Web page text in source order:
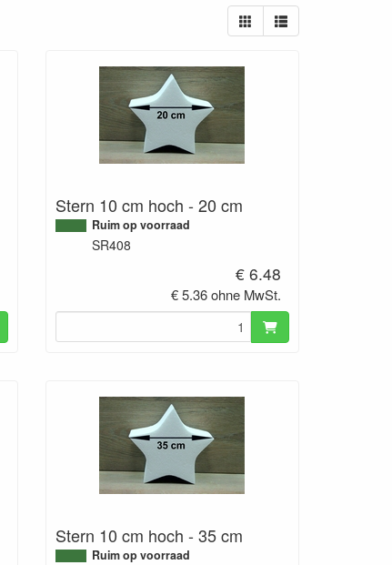
Stern 10 cm hoch - 20 cm
Ruim op voorraad
SR408
€ 6.48
€ 5.36 ohne MwSt.
Stern 10 cm hoch - 35 cm
Ruim op voorraad